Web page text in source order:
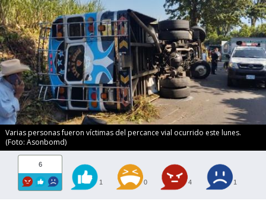
Varias personas fueron víctimas del percance vial ocurrido este lunes.
(Foto: Asonbomd)
6
1 0 4 1